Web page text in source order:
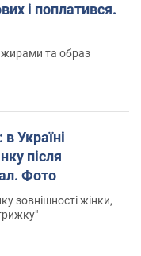
і поплатився.
та образ
Україні
після
Фото
зовнішності жінки,